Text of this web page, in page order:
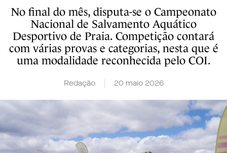
No final do mês, disputa-se o Campeonato
Nacional de Salvamento Aquático
Desportivo de Praia. Competição contará
com várias provas e categorias, nesta que é
uma modalidade reconhecida pelo COI.
Redação 20 maio 2026